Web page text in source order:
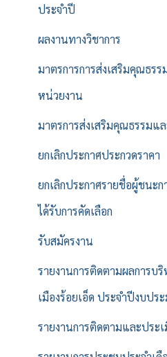
ประจำปี
ผลงานทางวิชาการ
มาตรการการส่งเสริมคุณธร
หน่วยงาน
มาตรการส่งเสริมคุณธรรมแ
ยกเลิกประกาศประกวดราคา
ยกเลิกประกาศรายชื่อผู้ชนะ
ได้รับการคัดเลือก
รับสมัครงาน
รายงานการติดตามผลการบ
เมืองร้อยเอ็ด ประจำปีงบปร
รายงานการติดตามและปร